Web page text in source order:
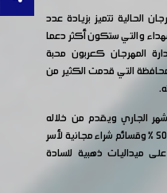
الحالية تتميز بزيادة عدد
والتي ستكون أكثر دعما
المهرجان كعربون محبة
التي قدمت الكثير من
الجاري ويقدم من خلاله
عروض قوية وتخفيضات تصل حتى ٥٠ ٪ وقسائم شراء مجانية لأسر
ميداليات ذهبية للسادة